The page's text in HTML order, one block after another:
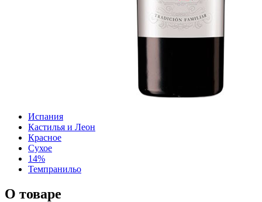
Испания
Кастилья и Леон
Красное
Сухое
14%
Темпранильо
О товаре